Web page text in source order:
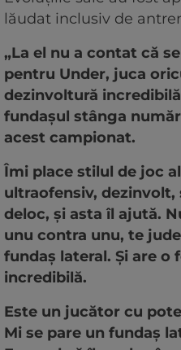
lăudat inclusiv de
„La el nu a contat că
pentru Under, juca
dezinvoltură
fundașul stânga
acest campionat.
Îmi place stilul de joc
ultraofensiv, dezinvolt,
deloc, și asta îl ajută.
unu contra unu, te
fundaș lateral. Și are o
incredibilă.
Este un jucător cu
Mi se pare un fundaș